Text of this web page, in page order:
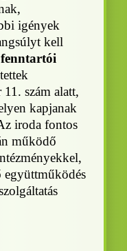
igények
kell
fenntartói
szám alatt,
kapjanak
iroda fontos
működő
együttműködés